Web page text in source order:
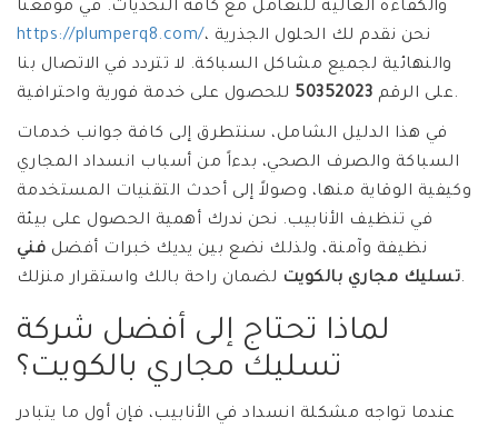
والكفاءة العالية للتعامل مع كافة التحديات. في موقعنا
https://plumperq8.com/، نحن نقدم لك الحلول الجذرية
والنهائية لجميع مشاكل السباكة. لا تتردد في الاتصال بنا
على الرقم 50352023 للحصول على خدمة فورية واحترافية.
في هذا الدليل الشامل، سنتطرق إلى كافة جوانب خدمات
السباكة والصرف الصحي، بدءاً من أسباب انسداد المجاري
وكيفية الوقاية منها، وصولاً إلى أحدث التقنيات المستخدمة
في تنظيف الأنابيب. نحن ندرك أهمية الحصول على بيئة
نظيفة وآمنة، ولذلك نضع بين يديك خبرات أفضل فني
تسليك مجاري بالكويتلضمان راحة بالك واستقرار منزلك.
لماذا تحتاج إلى أفضل شركة
تسليك مجاري بالكويت؟
عندما تواجه مشكلة انسداد في الأنابيب، فإن أول ما يتبادر